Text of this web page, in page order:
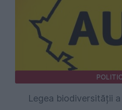
Legea biodiversității